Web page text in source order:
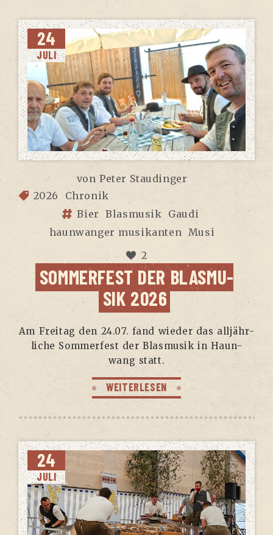
24
JULI
von Peter Staudinger
2026
Chronik
Bier
Blasmusik Gaudi
haunwanger musikanten Musi
2
SOM­MER­FEST DER BLAS­MU­
SIK 2026
Am Frei­tag den 24.07. fand wie­der das all­jähr­
li­che Som­mer­fest der Blas­mu­sik in Haun­
wang statt.
WEITERLESEN
24
JULI